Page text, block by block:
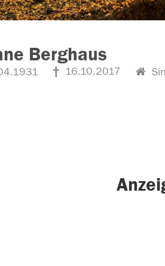
Berghaus
16.10.2017